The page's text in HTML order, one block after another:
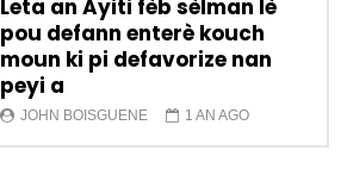
Leta an Ayiti fèb sèlman lè
pou defann enterè kouch
moun ki pi defavorize nan
peyi a
JOHN BOISGUENE 1 AN AGO